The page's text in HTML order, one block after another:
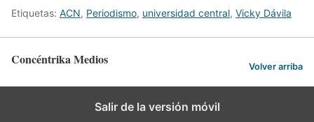
Etiquetas: ACN, Periodismo, universidad central, Vicky Dávila
Concéntrika Medios Volver arriba
Salir de la versión móvil